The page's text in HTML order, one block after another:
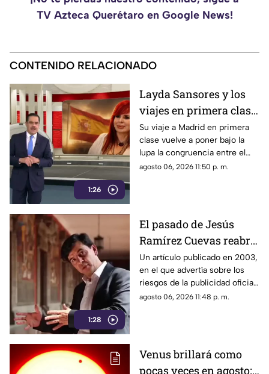
TV Azteca Querétaro en Google News!
CONTENIDO RELACIONADO
1:26
Layda Sansores y los
viajes en primera clase
que reavivan el debate
sobre la austeridad
Su viaje a Madrid en primera
clase vuelve a poner bajo la
lupa la congruencia entre el
discurso de austeridad
agosto 06, 2026 11:50 p. m.
1:28
El pasado de Jesús
Ramírez Cuevas reabre
el debate sobre la
censura
Un artículo publicado en 2003,
en el que advertía sobre los
riesgos de la publicidad oficial
y la censura a los medios
agosto 06, 2026 11:48 p. m.
Venus brillará como
pocas veces en agosto;